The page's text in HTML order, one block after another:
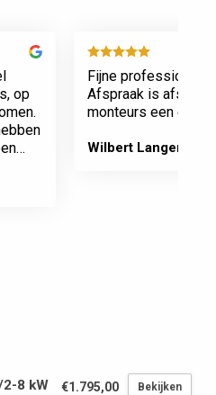
op
Fijne professionele
Afspraak is
monteurs een echte
Wilbert Langenberg
8 kW €1.795,00 Bekijken